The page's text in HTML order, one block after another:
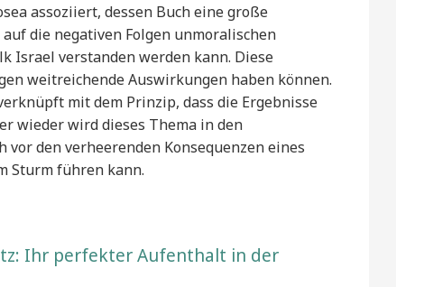
assoziiert, dessen Buch eine große
die negativen Folgen unmoralischen
Israel verstanden werden kann. Diese
weitreichende Auswirkungen haben können.
mit dem Prinzip, dass die Ergebnisse
wieder wird dieses Thema in den
den verheerenden Konsequenzen eines
Sturm führen kann.
Ihr perfekter Aufenthalt in der